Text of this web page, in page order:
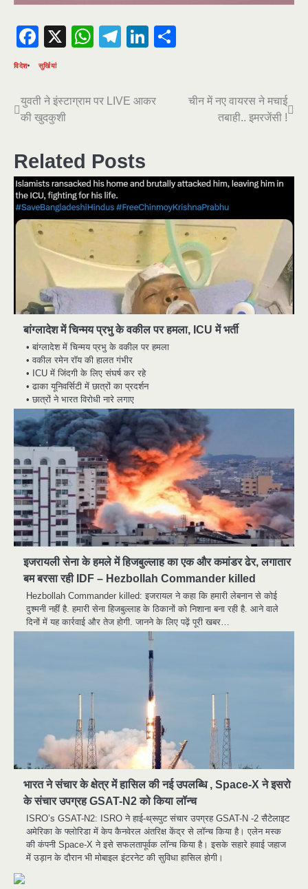
Facebook
X WhatsApp
Telegram
LinkedIn
विदेश सुर्खियां
Post
navigation
युवती ने इंस्टाग्राम पर LIVE आकर
की खुदकुशी
चीन में नए वायरस ने मचाई
तबाही.. इमरजेंसी !
Related Posts
बांग्लादेश में चिन्मय प्रभु के वकील पर हमला, ICU में भर्ती
• बांग्लादेश में चिन्मय प्रभु के वकील पर हमला
• वकील रमेन रॉय की हालत गंभीर
• ICU में जिंदगी के लिए संघर्ष कर रहे
• ढाका यूनिवर्सिटी में छात्रों का प्रदर्शन
• छात्रों ने भारत विरोधी नारे लगाए
इजरायली सेना के हमले में हिजबुल्लाह का एक और कमांडर ढेर, लगातार
बम बरसा रही IDF – Hezbollah Commander killed
Hezbollah Commander killed: इजरायल ने कहा कि हमारी लेबनान से कोई
दुश्मनी नहीं है. हमारी सेना हिजबुल्लाह के ठिकानों को निशाना बना रही है. आने वाले
दिनों में यह कार्रवाई और तेज होगी. जानने के लिए पढ़ें पूरी खबर…
भारत ने संचार के क्षेत्र में हासिल की नई उपलब्धि , Space-X ने इसरो
के संचार उपग्रह GSAT-N2 को किया लॉन्च
ISRO’s GSAT-N2: ISRO ने हाई-थ्रूपुट संचार उपग्रह GSAT-N -2 सैटेलाइट
अमेरिका के फ्लोरिडा में केप कैनवेरल अंतरिक्ष केंद्र से लॉन्च किया है। एलेन मस्क
की कंपनी Space-X ने इसे सफलतापूर्वक लॉन्च किया है। इसके सहारे हवाई जहाज
में उड़ान के दौरान भी मोबाइल इंटरनेट की सुविधा हासिल होगी।
मुर्दा हो गया जिंदा: गड्ढे में वाहन को लगा झटका तो
लौट गई सांस
news
राजधानी में डबल मर्डर, 3 माह में 15 मर्डर
news
चीन में नए वायरस ने मचाई तबाही.. इमरजेंसी !